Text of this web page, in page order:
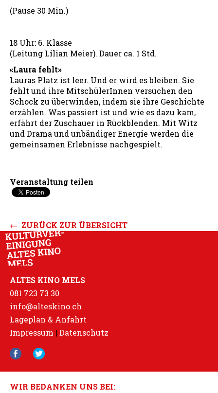
(Pause 30 Min.)
18 Uhr: 6. Klasse
(Leitung Lilian Meier). Dauer ca. 1 Std.
«Laura fehlt»
Lauras Platz ist leer. Und er wird es bleiben. Sie
fehlt und ihre MitschülerInnen versuchen den
Schock zu überwinden, indem sie ihre Geschichte
erzählen. Was passiert ist und wie es dazu kam,
erfährt der Zuschauer in Rückblenden. Mit Witz
und Drama und unbändiger Energie werden die
gemeinsamen Erlebnisse nachgespielt.
Veranstaltung teilen
← ZURÜCK ZUR ÜBERSICHT
ALTES KINO MELS
081 723 73 30
info@alteskino.ch
Lageplan & Anfahrt
Impressum | Datenschutz
WIR BEDANKEN UNS BEI: